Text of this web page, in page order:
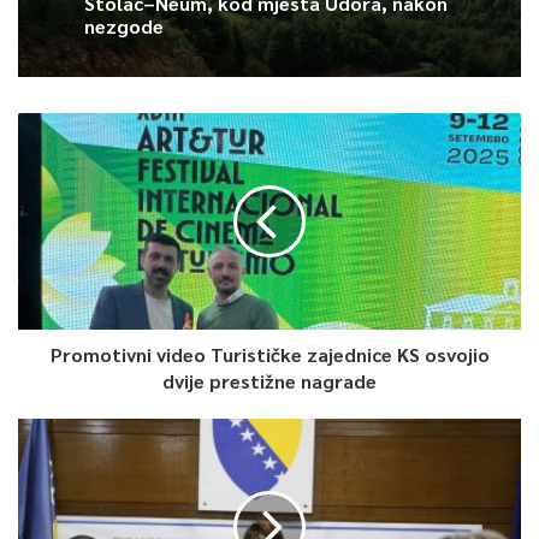
Ovim rezultatom Lejla je još jednom potvrdila status jedne od
vodećih svjetskih maratonki, a do kraja sezone očekuje je još
0
Article Rating
nezgode
Promotivni video Turističke zajednice KS osvojio
dvije prestižne nagrade